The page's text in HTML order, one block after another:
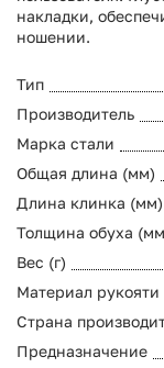
накладки,
ношении.
Тип
Производитель
Марка стали
Общая длина (мм)
Длина клинка (мм)
Толщина обуха
Вес (г)
Материал рукояти
Страна
Предназначение